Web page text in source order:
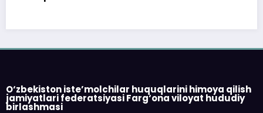
O‘zbekiston iste’molchilar huquqlarini himoya qilish
jamiyatlari federatsiyasi Farg‘ona viloyat hududiy
birlashmasi